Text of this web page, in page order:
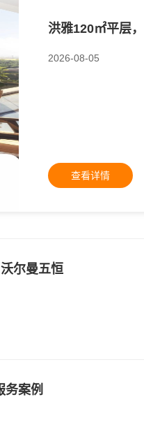
洪雅120㎡平层
2026-08-05
查看详情
尔曼五恒
务案例